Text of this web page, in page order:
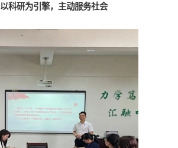
以科研为引擎，主动服务社会